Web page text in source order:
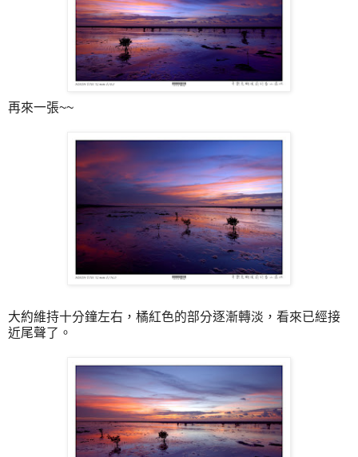
再來一張~~
大約維持十分鐘左右，橘紅色的部分逐漸轉淡，看來已經接
近尾聲了。